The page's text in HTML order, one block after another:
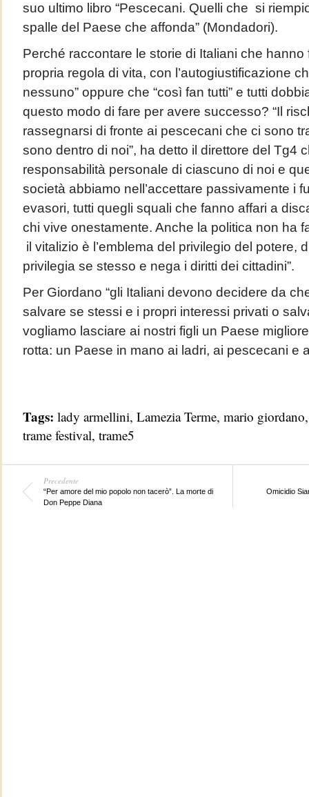
suo ultimo libro “Pescecani. Quelli che si
spalle del Paese che affonda” (Mondadori).
Perché raccontare le storie di Italiani che hanno
propria regola di vita, con l’autogiustificazione
nessuno” oppure che “così fan tutti” e tutti
questo modo di fare per avere successo? “Il
rassegnarsi di fronte ai pescecani che ci sono
sono dentro di noi”, ha detto il direttore del Tg4
responsabilità personale di ciascuno di noi e
società abbiamo nell’accettare passivamente i
evasori, tutti quegli squali che fanno affari a
chi vive onestamente. Anche la politica non ha
il vitalizio è l’emblema del privilegio del potere,
privilegia se stesso e nega i diritti dei cittadini”.
Per Giordano “gli Italiani devono decidere da
salvare se stessi e i propri interessi privati o
vogliamo lasciare ai nostri figli un Paese
rotta: un Paese in mano ai ladri, ai pescecani e
Tags: lady armellini, Lamezia Terme, mario giordano
trame festival, trame5
Precedente
“Per amore del mio popolo non tacerò”. La morte di
Don Peppe Diana
Omicidio